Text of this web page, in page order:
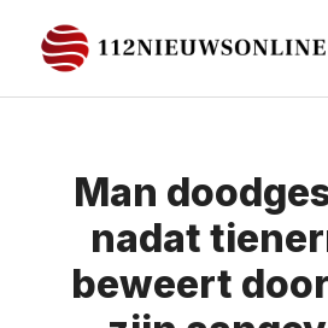
naar
de
Man
nadat
beweert